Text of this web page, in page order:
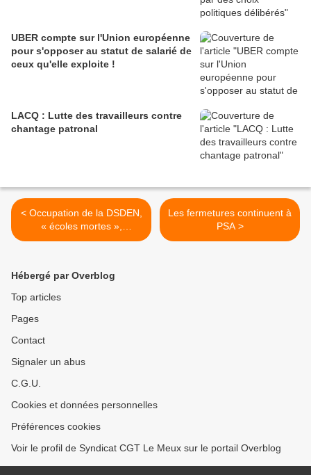
UBER compte sur l'Union européenne
pour s'opposer au statut de salarié de
ceux qu'elle exploite !
LACQ : Lutte des travailleurs contre
chantage patronal
< Occupation de la DSDEN,
« écoles mortes »,
Assemblées
Les fermetures continuent à
PSA >
Hébergé par Overblog
Top articles
Pages
Contact
Signaler un abus
C.G.U.
Cookies et données personnelles
Préférences cookies
Voir le profil de Syndicat CGT Le Meux sur le portail Overblog